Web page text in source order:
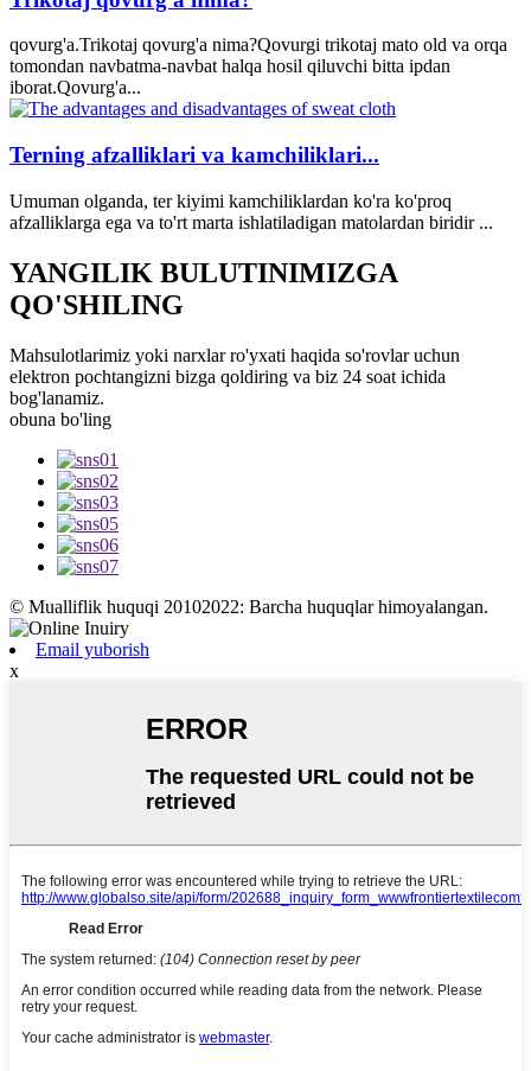
qovurg'a.Trikotaj qovurg'a nima?Qovurgi trikotaj mato old va orqa
tomondan navbatma-navbat halqa hosil qiluvchi bitta ipdan
iborat.Qovurg'a...
Terning afzalliklari va kamchiliklari...
Umuman olganda, ter kiyimi kamchiliklardan ko'ra ko'proq
afzalliklarga ega va to'rt marta ishlatiladigan matolardan biridir ...
YANGILIK BULUTINIMIZGA
QO'SHILING
Mahsulotlarimiz yoki narxlar ro'yxati haqida so'rovlar uchun
elektron pochtangizni bizga qoldiring va biz 24 soat ichida
bog'lanamiz.
obuna bo'ling
© Mualliflik huquqi 20102022: Barcha huquqlar himoyalangan.
Email yuborish
x